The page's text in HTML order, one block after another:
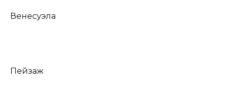
Венесуэла
Пейзаж